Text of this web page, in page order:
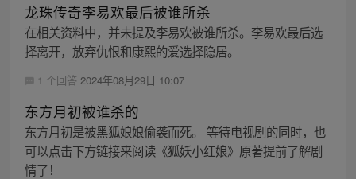
龙珠传奇李易欢最后被谁所杀
在相关资料中，并未提及李易欢被谁所杀。李易欢最后选
择离开，放弃仇恨和康熙的爱选择隐居。
1 个回答 2024年08月29日 10:07
东方月初被谁杀的
东方月初是被黑狐娘娘偷袭而死。 等待电视剧的同时，也
可以点击下方链接来阅读《狐妖小红娘》原著提前了解剧
情了！